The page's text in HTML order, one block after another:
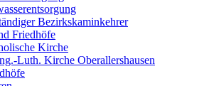
Bezirkskaminkehrer
Friedhöfe
Kirche
Luth. Kirche Oberallershausen